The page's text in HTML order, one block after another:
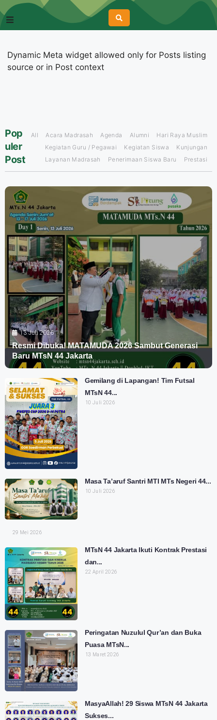
Dynamic Meta widget allowed only for Posts listing
source or in Post context
Pop
uler
Post
All Acara Madrasah Agenda Alumni
Hari Raya Muslim
Kegiatan Guru / Pegawai
Kegiatan Siswa
Kunjungan
Layanan Madrasah
Penerimaan Siswa Baru Prestasi
13 Juli 2026
Resmi Dibuka! MATAMUDA 2026 Sambut Generasi
Baru MTsN 44 Jakarta
Gemilang di Lapangan! Tim Futsal
MTsN 44...
10 Juli 2026
Masa Ta’aruf Santri MTI MTs Negeri 44...
10 Juli 2026
29 Mei 2026
MTsN 44 Jakarta Ikuti Kontrak Prestasi
dan...
22 April 2026
Peringatan Nuzulul Qur’an dan Buka
Puasa MTsN...
13 Maret 2026
MasyaAllah! 29 Siswa MTsN 44 Jakarta
Sukses...